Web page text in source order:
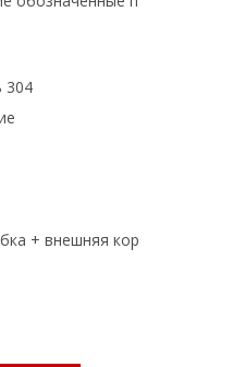
304
+ внешняя кор